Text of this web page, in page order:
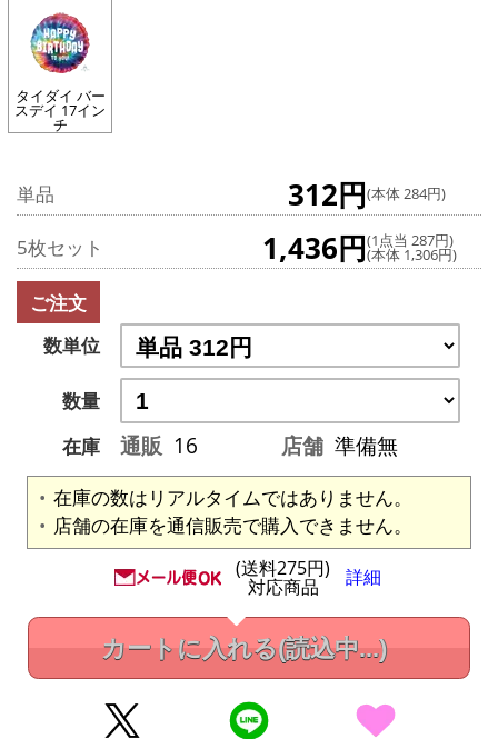
タイダイ バー
スデイ 17イン
チ
単品 312円(本体 284円)
5枚セット 1,436円(1点当 287円)
(本体 1,306円)
ご注文
数単位
数量
在庫
通販 16 店舗 準備無
在庫の数はリアルタイムではありません。
店舗の在庫を通信販売で購入できません。
(送料275円)
対応商品 詳細
カートに入れる(読込中...)